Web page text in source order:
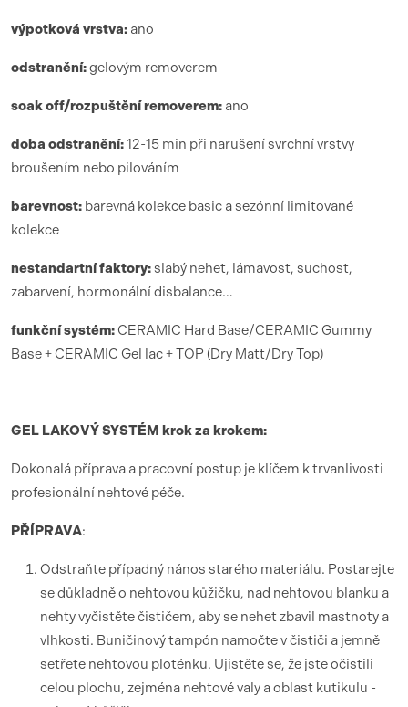
výpotková vrstva: ano
odstranění:gelovým removerem
soak off/rozpuštění removerem: ano
doba odstranění:12-15 min při narušení svrchní vrstvy
broušením nebo pilováním
barevnost: barevná kolekce basic a sezónní limitované
kolekce
nestandartní faktory:slabý nehet, lámavost, suchost,
zabarvení, hormonální disbalance…
funkční systém:CERAMIC Hard Base/CERAMIC Gummy
Base + CERAMIC Gel lac + TOP (Dry Matt/Dry Top)
GEL LAKOVÝ SYSTÉM krok za krokem:
Dokonalá příprava a pracovní postup je klíčem k trvanlivosti
profesionální nehtové péče.
PŘÍPRAVA:
Odstraňte případný nános starého materiálu. Postarejte
se důkladně o nehtovou kůžičku, nad nehtovou blanku a
nehty vyčistěte čističem, aby se nehet zbavil mastnoty a
vlhkosti. Buničinový tampón namočte v čističi a jemně
setřete nehtovou ploténku. Ujistěte se, že jste očistili
celou plochu, zejména nehtové valy a oblast kutikulu -